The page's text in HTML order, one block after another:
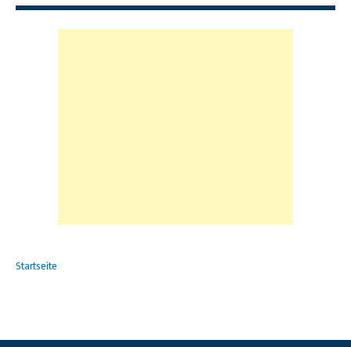
Startseite